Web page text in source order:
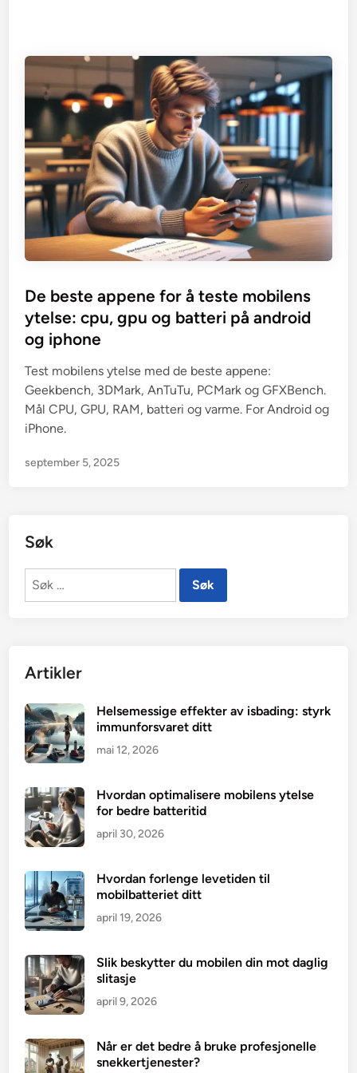
De beste appene for å teste mobilens
ytelse: cpu, gpu og batteri på android
og iphone
Test mobilens ytelse med de beste appene:
Geekbench, 3DMark, AnTuTu, PCMark og GFXBench.
Mål CPU, GPU, RAM, batteri og varme. For Android og
iPhone.
september 5, 2025
Søk
Søk
Artikler
Helsemessige effekter av isbading: styrk
immunforsvaret ditt
mai 12, 2026
Hvordan optimalisere mobilens ytelse
for bedre batteritid
april 30, 2026
Hvordan forlenge levetiden til
mobilbatteriet ditt
april 19, 2026
Slik beskytter du mobilen din mot daglig
slitasje
april 9, 2026
Når er det bedre å bruke profesjonelle
snekkertjenester?